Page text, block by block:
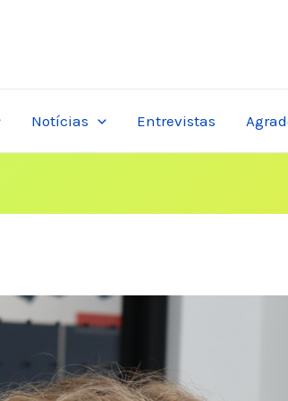
Notícias Entrevistas